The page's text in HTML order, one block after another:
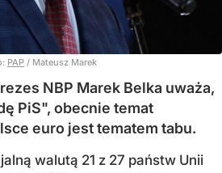
PAP / Mateusz Marek
NBP Marek Belka uważa,
PiS", obecnie temat
euro jest tematem tabu.
walutą 21 z 27 państw Unii